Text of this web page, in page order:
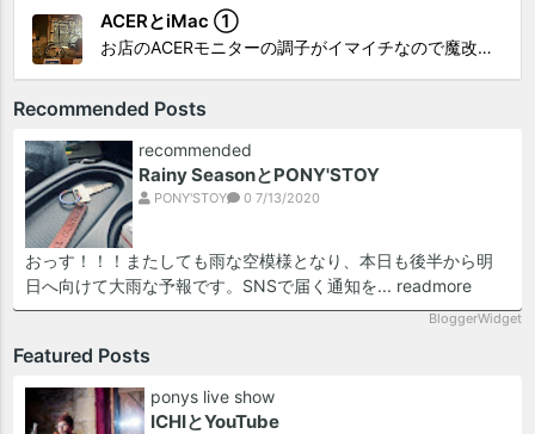
ACERとiMac ①
お店のACERモニターの調子がイマイチなので魔改造したiMacと入れ替え 外は豪雨、何処へも行かない火曜。 コツコツ作業スタートです!!! CHK!!! 何年かぶりにモニターを降ろした。 配線がぐちゃぐちゃ😂 要らないケーブルなど、使っていない部材などなど片付けて、拭き掃除w。...
Recommended Posts
recommended
Rainy SeasonとPONY'STOY
PONY'STOY 0 7/13/2020
おっす！！！またしても雨な空模様となり、本日も後半から明
日へ向けて大雨な予報です。SNSで届く通知を... readmore
BloggerWidget
Featured Posts
ponys live show
ICHIとYouTube